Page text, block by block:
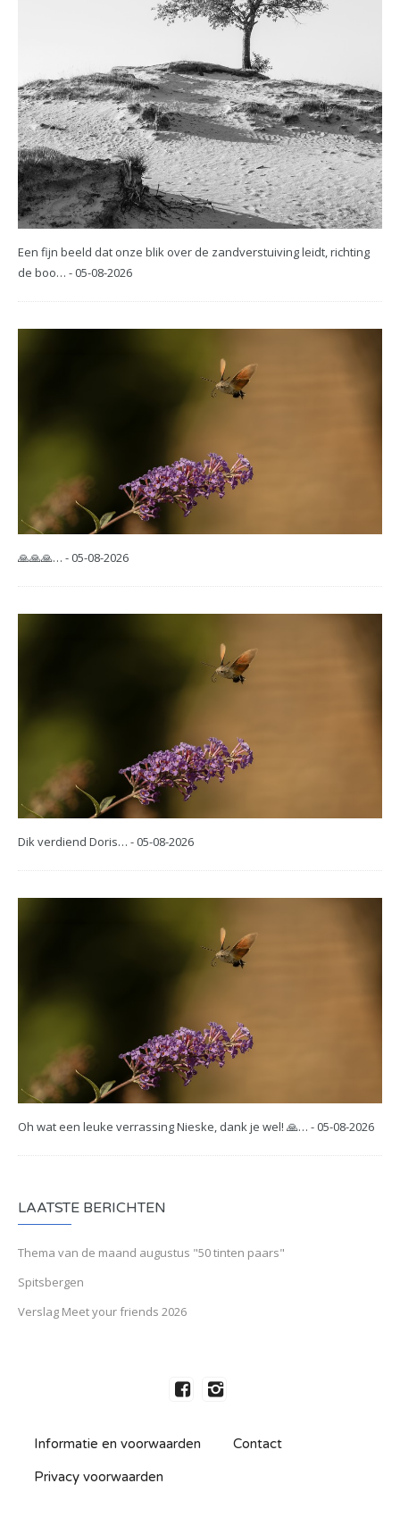
Een fijn beeld dat onze blik over de zandverstuiving leidt, richting
de boo… - 05-08-2026
🙏🙏🙏… - 05-08-2026
Dik verdiend Doris… - 05-08-2026
Oh wat een leuke verrassing Nieske, dank je wel! 🙏… - 05-08-2026
LAATSTE BERICHTEN
Thema van de maand augustus "50 tinten paars"
Spitsbergen
Verslag Meet your friends 2026
Informatie en voorwaarden Contact
Privacy voorwaarden